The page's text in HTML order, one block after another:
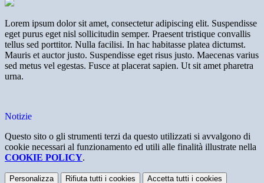
Lorem ipsum dolor sit amet, consectetur adipiscing elit. Suspendisse
eget purus eget nisl sollicitudin semper. Praesent tristique convallis
tellus sed porttitor. Nulla facilisi. In hac habitasse platea dictumst.
Mauris et auctor justo. Suspendisse eget risus justo. Maecenas varius
sed metus vel egestas. Fusce at placerat sapien. Ut sit amet pharetra
urna.
Notizie
Questo sito o gli strumenti terzi da questo utilizzati si avvalgono di
cookie necessari al funzionamento ed utili alle finalità illustrate nella
COOKIE POLICY.
Personalizza Rifiuta tutti i cookies Accetta tutti i cookies